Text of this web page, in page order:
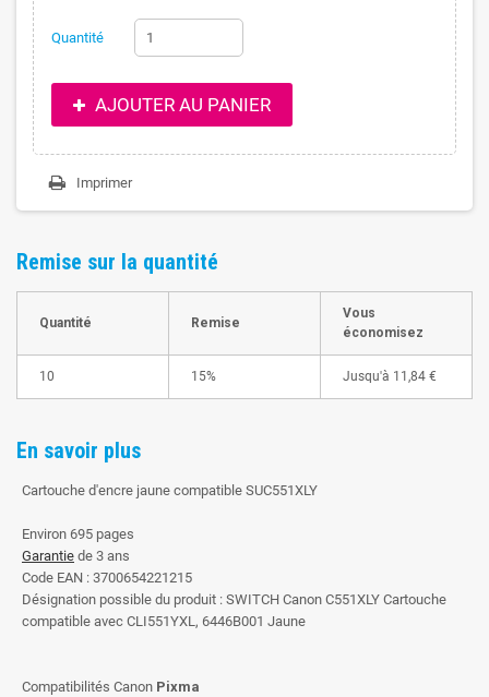
Quantité
AJOUTER AU PANIER
Imprimer
Remise sur la quantité
Quantité Remise
Vous
économisez
10 15% Jusqu'à 11,84 €
En savoir plus
Cartouche d'encre jaune compatible SUC551XLY
Environ 695 pages
Garantie de 3 ans
Code EAN : 3700654221215
Désignation possible du produit : SWITCH Canon C551XLY Cartouche
compatible avec CLI551YXL, 6446B001 Jaune
Compatibilités Canon Pixma